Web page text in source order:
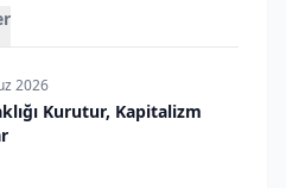
2026
Kurutur, Kapitalizm